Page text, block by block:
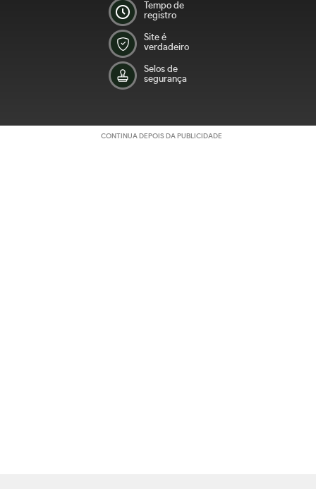
Tempo de
registro
Site é
verdadeiro
Selos de
segurança
CONTINUA DEPOIS DA PUBLICIDADE